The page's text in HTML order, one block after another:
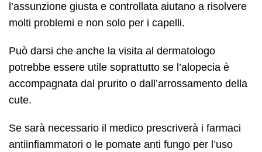
l’assunzione giusta e controllata aiutano a risolvere
molti problemi e non solo per i capelli.
Può darsi che anche la visita al dermatologo
potrebbe essere utile soprattutto se l’alopecia è
accompagnata dal prurito o dall’arrossamento della
cute.
Se sarà necessario il medico prescriverà i farmaci
antiinfiammatori o le pomate anti fungo per l’uso